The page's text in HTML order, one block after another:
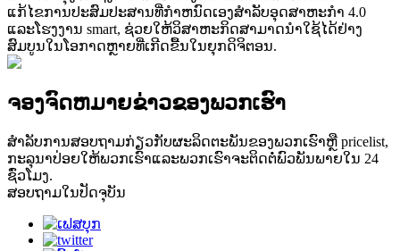
ແກ້ໄຂການປະສົມປະສານທີ່ກໍາຫນົດເອງສໍາລັບອຸດສາຫະກໍາ 4.0
ແລະໂຮງງານ smart, ຊ່ວຍໃຫ້ວິສາຫະກິດສາມາດນໍາໃຊ້ໄດ້ຢ່າງ
ສົມບູນໃນໂອກາດຫຼາຍທີ່ເກີດຂື້ນໃນຍຸກດິຈິຕອນ.
ຈອງຈົດຫມາຍຂ່າວຂອງພວກເຮົາ
ສໍາ​ລັບ​ການ​ສອບ​ຖາມ​ກ່ຽວ​ກັບ​ຜະ​ລິດ​ຕະ​ພັນ​ຂອງ​ພວກ​ເຮົາ​ຫຼື pricelist​,
ກະ​ລຸ​ນາ​ປ່ອຍ​ໃຫ້​ພວກ​ເຮົາ​ແລະ​ພວກ​ເຮົາ​ຈະ​ຕິດ​ຕໍ່​ພົວ​ພັນ​ພາຍ​ໃນ 24
ຊົ່ວ​ໂມງ​.
ສອບ​ຖາມ​ໃນ​ປັດ​ຈຸ​ບັນ​